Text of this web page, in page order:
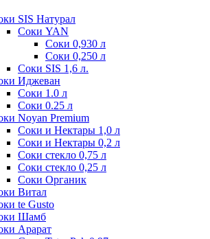
SIS Натурал
Соки YAN
Соки 0,930 л
Соки 0,250 л
Соки SIS 1,6 л.
Иджеван
Соки 1.0 л
Соки 0.25 л
Noyan Premium
Соки и Нектары 1,0 л
Соки и Нектары 0,2 л
Соки стекло 0,75 л
Соки стекло 0,25 л
Соки Органик
Витал
te Gusto
Шамб
Арарат